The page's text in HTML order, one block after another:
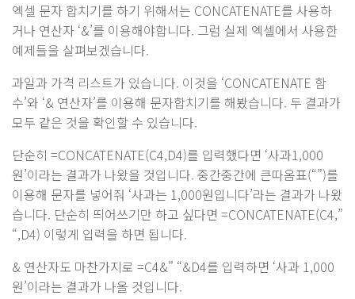
엑셀 문자 합치기를 하기 위해서는 CONCATENATE를 사용하
거나 연산자 ‘&’를 이용해야합니다. 그럼 실제 엑셀에서 사용한
예제들을 살펴보겠습니다.
과일과 가격 리스트가 있습니다. 이것을 ‘CONCATENATE 함
수’와 ‘& 연산자’를 이용해 문자합치기를 해봤습니다. 두 결과가
모두 같은 것을 확인할 수 있습니다.
단순히 =CONCATENATE(C4,D4)를 입력했다면 ‘사과1,000
원’이라는 결과가 나왔을 것입니다. 중간중간에 큰따옴표(“”)를
이용해 문자를 넣어줘 ‘사과는 1,000원입니다’라는 결과가 나왔
습니다. 단순히 띄어쓰기만 하고 싶다면 =CONCATENATE(C4,”
“,D4) 이렇게 입력을 하면 됩니다.
& 연산자도 마찬가지로 =C4&” “&D4를 입력하면 ‘사과 1,000
원’이라는 결과가 나올 것입니다.